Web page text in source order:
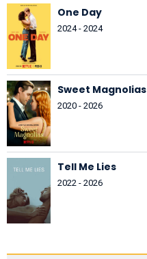
One Day
2024 - 2024
Sweet Magnolias
2020 - 2026
Tell Me Lies
2022 - 2026